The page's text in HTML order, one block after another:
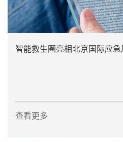
智能救生圈亮相北京国际应
查看更多